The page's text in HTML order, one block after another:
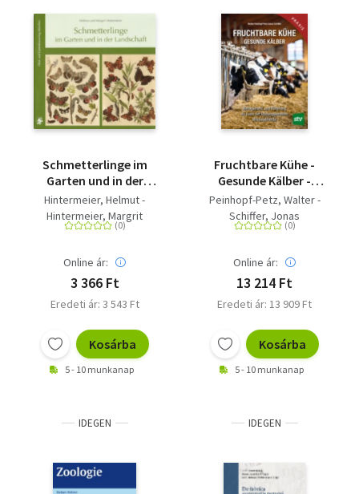
Schmetterlinge im
Garten und in der
Landschaft
Hintermeier, Helmut -
Hintermeier, Margrit
Online ár:
3 366 Ft
Eredeti ár: 3 543 Ft
Kosárba
5 - 10 munkanap
Fruchtbare Kühe -
Gesunde Kälber -
Management und
Fütterung als Basis der
leistungsbereiten
Peinhopf-Petz, Walter -
Schiffer, Jonas
Online ár:
13 214 Ft
Eredeti ár: 13 909 Ft
Kosárba
5 - 10 munkanap
IDEGEN IDEGEN